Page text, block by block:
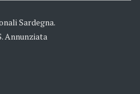
Sardegna.
Annunziata